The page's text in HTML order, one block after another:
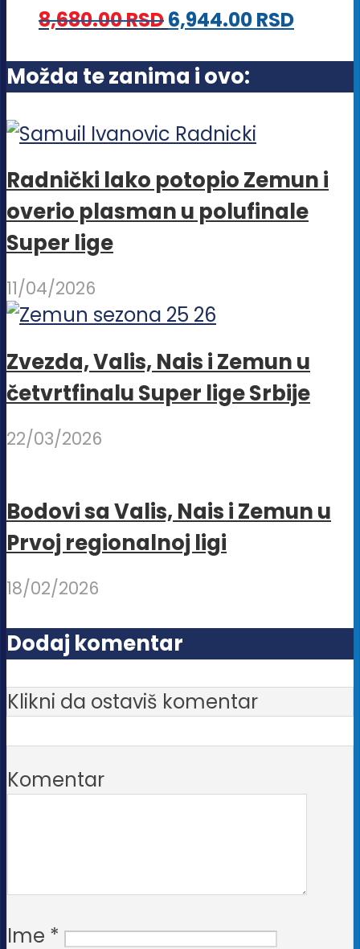
mogu
biti
izabrane
stranici
proizvoda.
8,680.00RSD6,944.00RSD
Možda te zanima i ovo:
Radnički lako potopio Zemun i
overio plasman u polufinale
Super lige
11/04/2026
Zvezda, Valis, Nais i Zemun u
četvrtfinalu Super lige Srbije
22/03/2026
Bodovi sa Valis, Nais i Zemun u
Prvoj regionalnoj ligi
18/02/2026
Dodaj komentar
Klikni da ostaviš komentar
Komentar
Ime *